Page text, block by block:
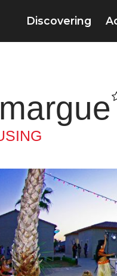
Discovering